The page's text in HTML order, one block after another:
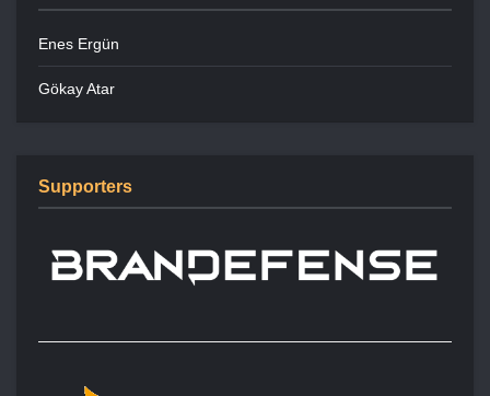
Enes Ergün
Gökay Atar
Supporters